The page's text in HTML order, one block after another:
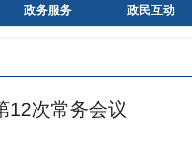
政务服务 政民互动
12次常务会议